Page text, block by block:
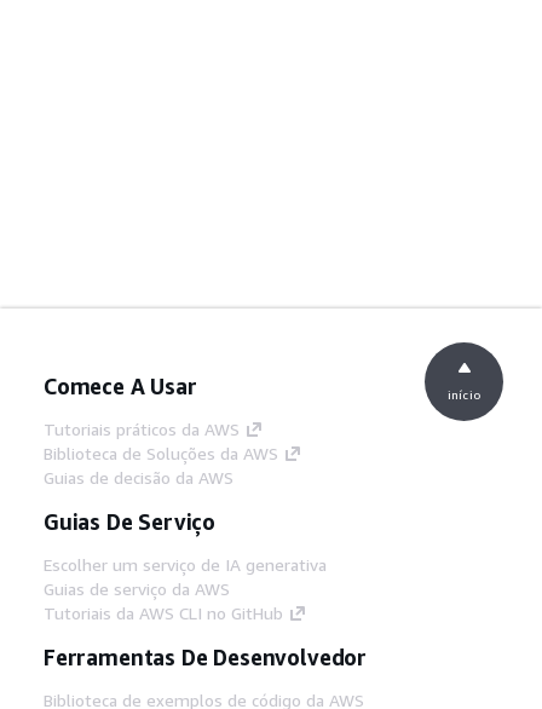
Comece A Usar
Tutoriais práticos da AWS
Biblioteca de Soluções da AWS
Guias de decisão da AWS
Guias De Serviço
Escolher um serviço de IA generativa
Guias de serviço da AWS
Tutoriais da AWS CLI no GitHub
Ferramentas De Desenvolvedor
Biblioteca de exemplos de código da AWS
início